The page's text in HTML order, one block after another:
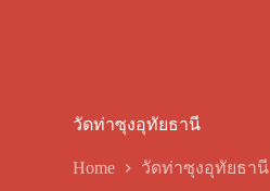
วัดท่าซุงอุทัยธานี
Home วัดท่าซุงอุทัยธานี